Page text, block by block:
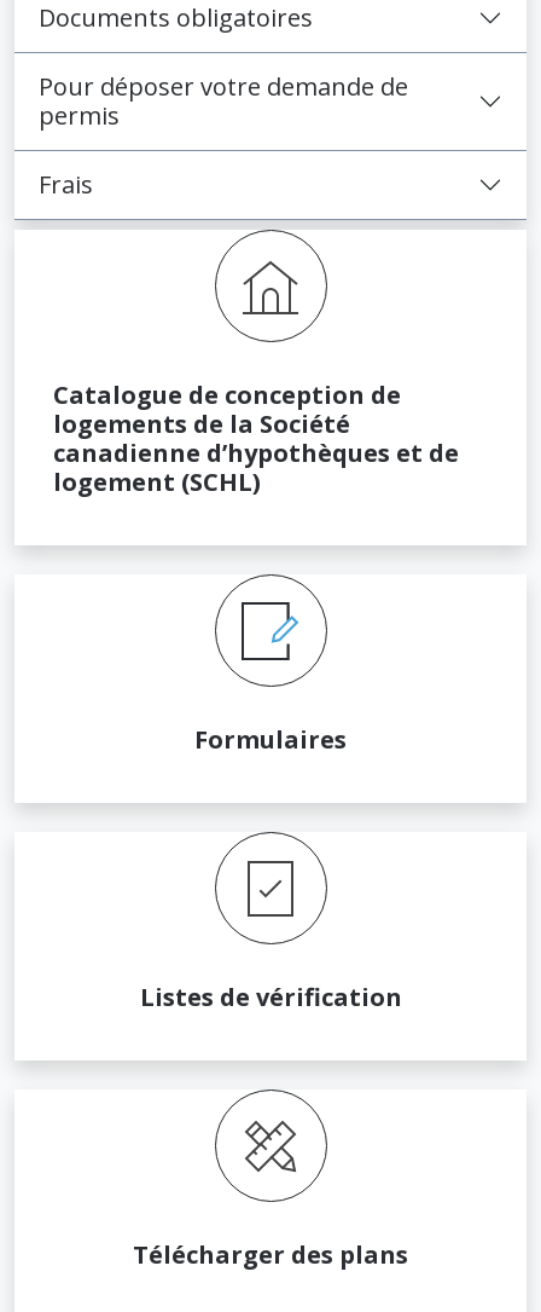
Documents obligatoires
Pour déposer votre demande de
permis
Frais
Catalogue de conception de
logements de la Société
canadienne d’hypothèques et de
logement (SCHL)
Formulaires
Listes de vérification
Télécharger des plans